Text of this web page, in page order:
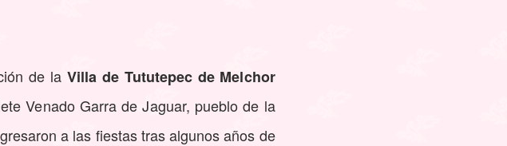
de la Villa de Tututepec de Melchor
Venado Garra de Jaguar, pueblo de la
a las fiestas tras algunos años de